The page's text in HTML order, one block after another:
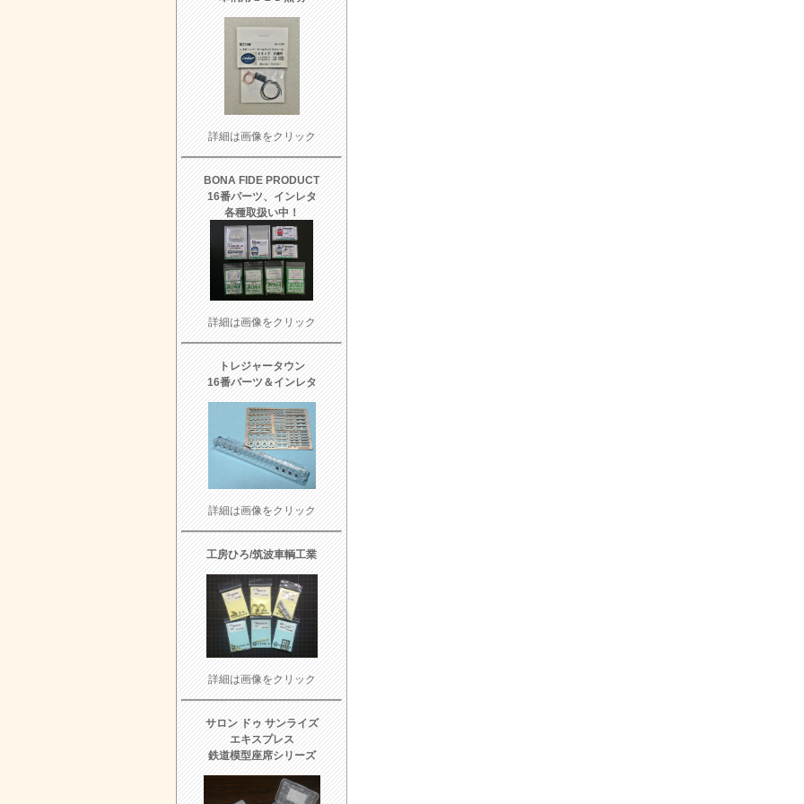
詳細は画像をクリック
BONA FIDE PRODUCT
16番パーツ、インレタ
各種取扱い中！
詳細は画像をクリック
トレジャータウン
16番パーツ＆インレタ
詳細は画像をクリック
工房ひろ/筑波車輌工業
詳細は画像をクリック
サロン ドゥ サンライズ
エキスプレス
鉄道模型座席シリーズ